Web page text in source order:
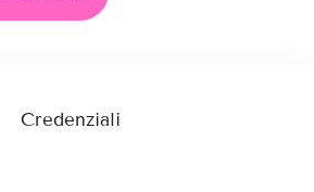
Credenziali